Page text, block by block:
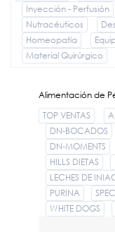
Inyección - Perfusión
Nutracéuticos
Homeopatía
Material Quirúrgico
Alimentación de
TOP VENTAS
DN-BOCADOS
DN-MOMENTS
HILLS DIETAS
LECHES DE
PURINA
WHITE DOGS